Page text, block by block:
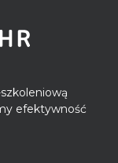
efektywność